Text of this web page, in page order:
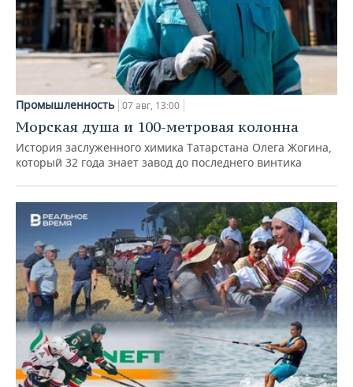
Промышленность 07 авг, 13:00
Морская душа и 100-метровая колонна
История заслуженного химика Татарстана Олега Жогина,
который 32 года знает завод до последнего винтика